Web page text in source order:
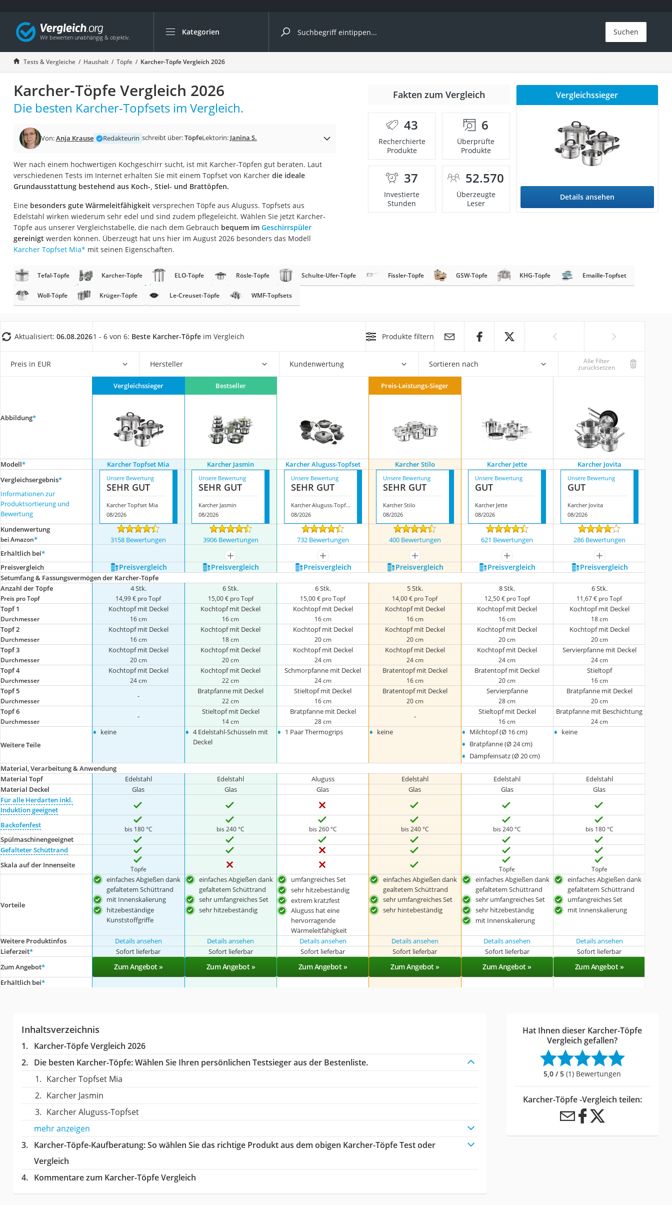
Kategorien
Die beliebtesten Vergleiche nach Kategorie
Haushalt
Wassersprudler
Zentralstaubsauger
Brotbackautomat
Wäschespinne
Spülmaschinentabs
Akku-Staubsauger
AEG-Waschmaschine
Saug-Wisch-Roboter
Handstaubsauger
Kondenstrockner
Reiskocher
Ecovacs-Saugroboter
Nespresso-Maschine
Messerschärfer
Service
Suchen
Tests & Vergleiche Haushalt Töpfe Karcher-Töpfe Vergleich 2026
Karcher-Töpfe Vergleich 2026
Die besten Karcher-Topfsets im Vergleich.
Von:Anja Krause Redakteurin schreibt über:TöpfeLektorin: Janina S.
Wer nach einem hochwertigen Kochgeschirr sucht, ist mit Karcher-Töpfen gut beraten. Laut
verschiedenen Tests im Internet erhalten Sie mit einem Topfset von Karcher die ideale
Grundausstattung bestehend aus Koch-, Stiel- und Brattöpfen.
Eine besonders gute Wärmeleitfähigkeit versprechen Töpfe aus Aluguss. Topfsets aus
Edelstahl wirken wiederum sehr edel und sind zudem pflegeleicht. Wählen Sie jetzt Karcher-
Töpfe aus unserer Vergleichstabelle, die nach dem Gebrauch bequem im Geschirrspüler
gereinigt werden können. Überzeugt hat uns hier im August 2026 besonders das Modell
Karcher Topfset Mia* mit seinen Eigenschaften.
Fakten zum Vergleich
43
Recherchierte
Produkte
6
Überprüfte
Produkte
37
Investierte
Stunden
52.570
Überzeugte
Leser
Vergleichssieger
Details ansehen
Tefal-Töpfe Karcher-Töpfe ELO-Töpfe Rösle-Töpfe Schulte-Ufer-Töpfe Fissler-Töpfe GSW-Töpfe KHG-Töpfe Emaille-Topfset
Woll-Töpfe Krüger-Töpfe Le-Creuset-Töpfe WMF-Topfsets
Aktualisiert: 06.08.20261 - 6 von 6: Beste Karcher-Töpfe im Vergleich Produkte filtern
Preis in EUR Hersteller Kundenwertung Sortieren nach Alle Filter
zurücksetzen
Abbildung*
Vergleichssieger Bestseller Preis-Leistungs-Sieger
Modell* Karcher Topfset Mia Karcher Jasmin Karcher Aluguss-Topfset Karcher Stilo Karcher Jette
Karcher Jovita
Vergleichsergebnis*
Informationen zur
Produktsortierung und
Bewertung
Unsere Bewertung
SEHR GUT
Karcher Topfset Mia
08/2026
Unsere Bewertung
SEHR GUT
Karcher Jasmin
08/2026
Unsere Bewertung
SEHR GUT
Karcher Aluguss-Topfset
08/2026
Unsere Bewertung
SEHR GUT
Karcher Stilo
08/2026
Unsere Bewertung
GUT
Karcher Jette
08/2026
Unsere Bewertung
GUT
Karcher Jovita
08/2026
Kundenwertung
bei Amazon* 3158 Bewertungen 3906 Bewertungen 732 Bewertungen 400 Bewertungen 621 Bewertungen
286 Bewertungen
Erhältlich bei*
mehr anzeigen mehr anzeigen mehr anzeigen mehr anzeigen
mehr anzeigen
Preis­vergleich
Preis­vergleich Preis­vergleich Preis­vergleich Preis­vergleich Preis­vergleich Preis­vergleich
Setumfang & Fassungsvermögen der Karcher-Töpfe
Anzahl der Töpfe
Preis pro Topf
4 Stk.
14,99 € pro Topf
6 Stk.
15,00 € pro Topf
6 Stk.
15,00 € pro Topf
5 Stk.
14,00 € pro Topf
8 Stk.
12,50 € pro Topf
6 Stk.
11,67 € pro Topf
Topf 1
Durchmesser
Kochtopf mit Deckel
16 cm
Kochtopf mit Deckel
16 cm
Kochtopf mit Deckel
16 cm
Kochtopf mit Deckel
16 cm
Kochtopf mit Deckel
16 cm
Kochtopf mit Deckel
18 cm
Topf 2
Durchmesser
Kochtopf mit Deckel
16 cm
Kochtopf mit Deckel
18 cm
Kochtopf mit Deckel
20 cm
Kochtopf mit Deckel
20 cm
Kochtopf mit Deckel
20 cm
Kochtopf mit Deckel
20 cm
Topf 3
Durchmesser
Kochtopf mit Deckel
20 cm
Kochtopf mit Deckel
20 cm
Kochtopf mit Deckel
24 cm
Kochtopf mit Deckel
24 cm
Kochtopf mit Deckel
24 cm
Servierpfanne mit Deckel
24 cm
Topf 4
Durchmesser
Kochtopf mit Deckel
24 cm
Kochtopf mit Deckel
22 cm
Schmorpfanne mit Deckel
24 cm
Bratentopf mit Deckel
16 cm
Bratentopf mit Deckel
20 cm
Stieltopf
16 cm
Topf 5
Durchmesser
-
Bratpfanne mit Deckel
22 cm
Stieltopf mit Deckel
16 cm
Bratentopf mit Deckel
20 cm
Servierpfanne
28 cm
Bratpfanne mit Deckel
20 cm
Topf 6
Durchmesser
-
Stieltopf mit Deckel
14 cm
Bratpfanne mit Deckel
28 cm
-
Stieltopf mit Deckel
16 cm
Bratpfanne mit Beschichtung
24 cm
Weitere Teile
• keine • 4 Edelstahl-Schüsseln mit
Deckel
• 1 Paar Thermogrips • keine • Milchtopf (Ø 16 cm)
• Bratpfanne (Ø 24 cm)
• Dämpfeinsatz (Ø 20 cm)
• keine
Material, Verarbeitung & Anwendung
Material Topf
Edelstahl Edelstahl Aluguss Edelstahl Edelstahl
Edelstahl
Material Deckel
Glas Glas Glas Glas Glas
Glas
Für alle Herdarten inkl.
Induktion geeignet
Backofenfest
bis 180 °C bis 240 °C bis 260 °C bis 240 °C bis 240 °C bis 180 °C
Spülmaschinengeeignet
Gefalteter Schüttrand
Skala auf der Innenseite
Töpfe Töpfe Töpfe
Vorteile
einfaches Abgießen dank
gefaltetem Schüttrand
mit Innenskalierung
hitzebeständige
Kunststoffgriffe
einfaches Abgießen dank
gefaltetem Schüttrand
sehr umfangreiches Set
sehr hitzebeständig
umfangreiches Set
sehr hitzebeständig
extrem kratzfest
Aluguss hat eine
hervorragende
Wärmeleitfähigkeit
einfaches Abgießen dank
gealtetem Schüttrand
sehr umfangreiches Set
sehr hintebeständig
einfaches Abgießen dank
gefaltetem Schüttrand
sehr umfangreiches Set
sehr hitzebeständig
mit Innenskalierung
einfaches Abgießen dank
gefaltetem Schüttrand
umfangreiches Set
mit Innenskalierung
Weitere Produktinfos Details ansehen Details ansehen Details ansehen Details ansehen Details ansehen
Details ansehen
Lieferzeit* Sofort lieferbar Sofort lieferbar Sofort lieferbar Sofort lieferbar Sofort lieferbar
Sofort lieferbar
Zum Angebot* Zum Angebot » Zum Angebot » Zum Angebot » Zum Angebot » Zum Angebot » Zum Angebot »
Erhältlich bei*
Inhaltsverzeichnis
Karcher-Töpfe Vergleich 2026
Die besten Karcher-Töpfe:Wählen Sie Ihren persönlichen Testsieger aus der Bestenliste.
Karcher Topfset Mia
Karcher Jasmin
Karcher Aluguss-Topfset
mehr anzeigen
Karcher-Töpfe-Kaufberatung: So wählen Sie das richtige Produkt aus dem obigen Karcher-Töpfe Test oder
Vergleich
Kommentare zum Karcher-Töpfe Vergleich
Hat Ihnen dieser Karcher-Töpfe
Vergleich gefallen?
5,0 / 5 (1) Bewertungen
Karcher-Töpfe -Vergleich teilen: